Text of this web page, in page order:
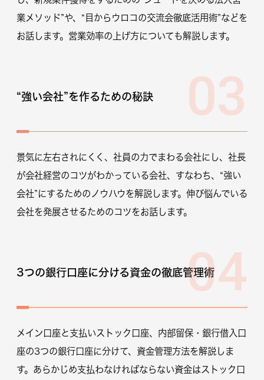
業メソッド”や、“目からウロコの交流会徹底活用術”などを
お話します。営業効率の上げ方についても解説します。
“強い会社”を作るための秘訣 03
景気に左右されにくく、社員の力でまわる会社にし、社長
が会社経営のコツがわかっている会社、すなわち、“強い
会社”にするためのノウハウを解説します。伸び悩んでいる
会社を発展させるためのコツをお話します。
3つの銀行口座に分ける資金の徹底管理術04
メイン口座と支払いストック口座、内部留保・銀行借入口
座の3つの銀行口座に分けて、資金管理方法を解説しま
す。あらかじめ支払わなければならない資金はストック口